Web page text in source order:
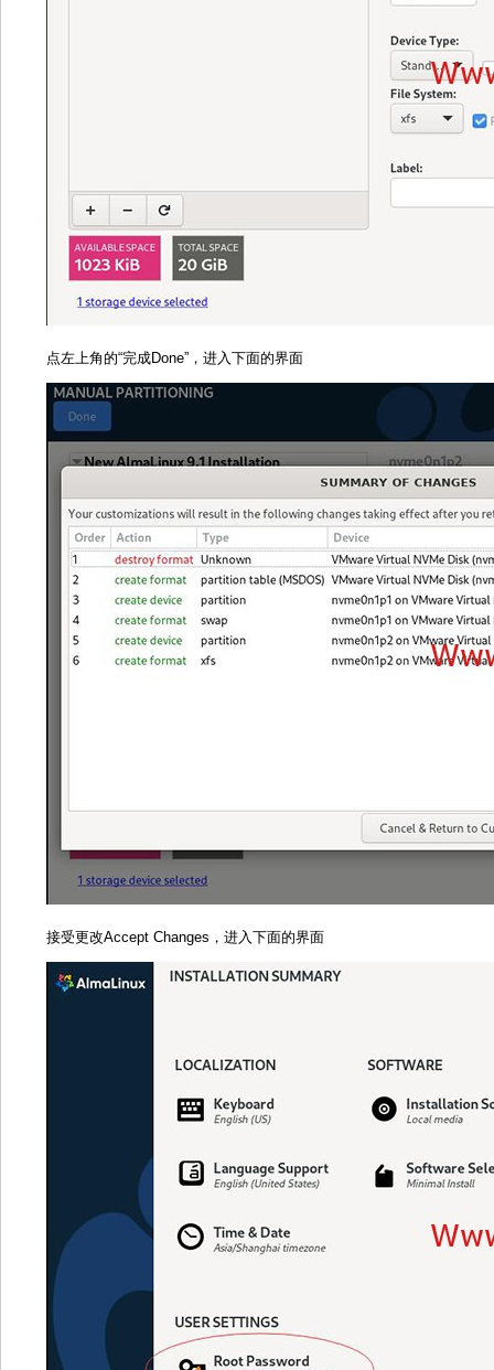
点左上角的“完成Done”，进入下面的界面
接受更改Accept Changes，进入下面的界面